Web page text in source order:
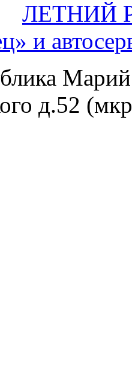
ЛЕТНИЙ
и
д.52